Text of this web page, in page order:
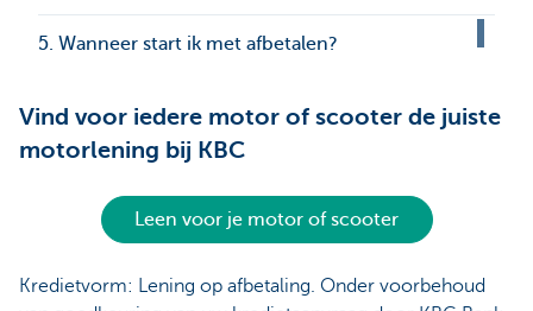
5. Wanneer start ik met afbetalen?
Vind voor iedere motor of scooter de juiste
motorlening bij KBC
Leen voor je motor of scooter
Kredietvorm: Lening op afbetaling. Onder voorbehoud